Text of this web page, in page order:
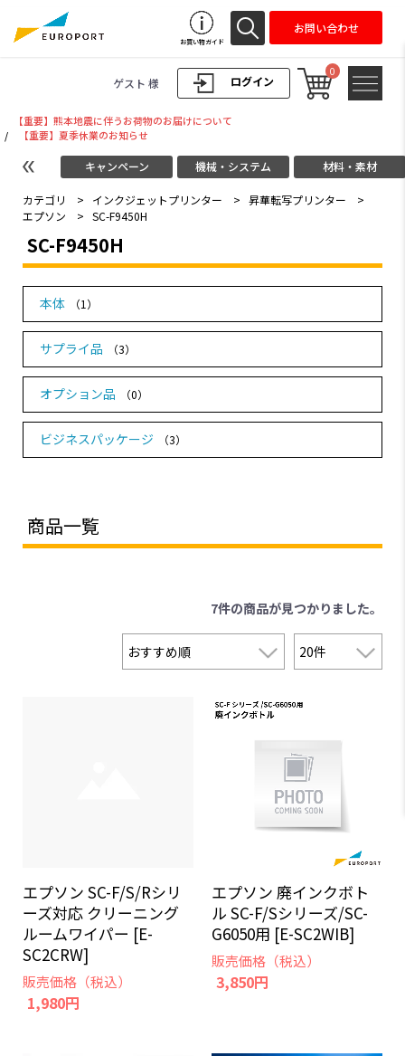
ログイン
ゲスト 様
0
お買い物ガイド
お問い合わせ
【重要】熊本地震に伴うお荷物のお届けについて
/
【重要】夏季休業のお知らせ
キャンペーン 機械・システム 材料・素材
カテゴリ > インクジェットプリンター > 昇華転写プリンター
>
エプソン
> SC-F9450H
SC-F9450H
本体 （1）
サプライ品 （3）
オプション品 （0）
ビジネスパッケージ （3）
商品一覧
7件の商品が見つかりました。
エプソン SC-F/S/Rシリ
ーズ対応 クリーニング
ルームワイパー [E-
SC2CRW]
販売価格（税込）
1,980円
エプソン 廃インクボト
ル SC-F/Sシリーズ/SC-
G6050用 [E-SC2WIB]
販売価格（税込）
3,850円